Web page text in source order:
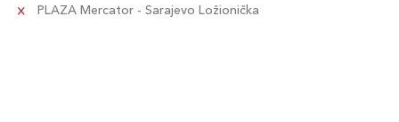
PLAZA Mercator - Sarajevo Ložionička